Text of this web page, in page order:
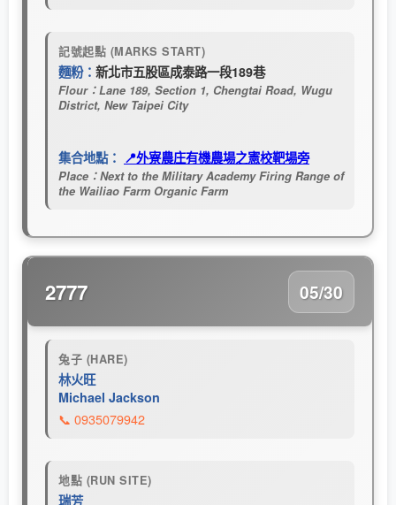
記號起點 (MARKS START)
麵粉： 新北市五股區成泰路一段189巷
Flour：Lane 189, Section 1, Chengtai Road, Wugu
District, New Taipei City
集合地點： 📍外寮農庄有機農場之憲校靶場旁
Place：Next to the Military Academy Firing Range of
the Wailiao Farm Organic Farm
2777 05/30
兔子 (HARE)
林火旺
Michael Jackson
📞 0935079942
地點 (RUN SITE)
瑞芳